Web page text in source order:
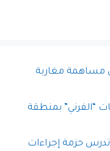
مساهمة مغاربة
“الفرني” بمنطقة
تدرس حزمة إجراءات